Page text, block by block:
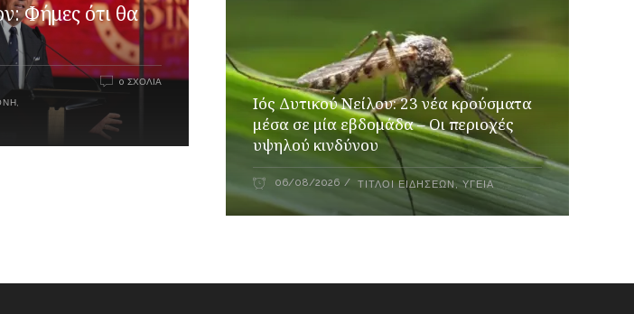
Φήμες ότι θα
0 ΣΧΌΛΙΑ
Ιός Δυτικού Νείλου: 23 νέα κρούσματα
μέσα σε μία εβδομάδα – Οι περιοχές
υψηλού κινδύνου
06/08/2026 ΤΊΤΛΟΙ ΕΙΔΉΣΕΩΝ,ΥΓΕΊΑ